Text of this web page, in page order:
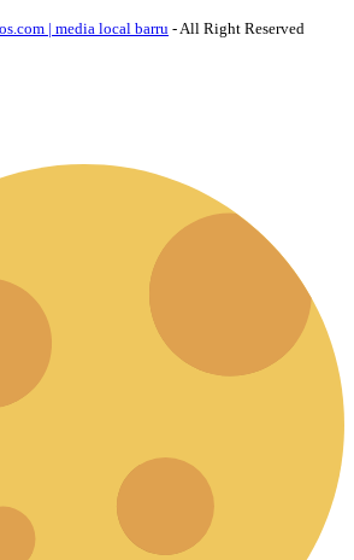
| media local barru - All Right Reserved